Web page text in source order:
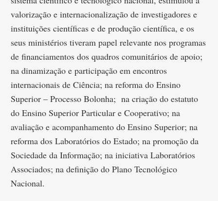
valorização e internacionalização de investigadores e
instituições científicas e de produção científica, e os
seus ministérios tiveram papel relevante nos programas
de financiamentos dos quadros comunitários de apoio;
na dinamização e participação em encontros
internacionais de Ciência; na reforma do Ensino
Superior – Processo Bolonha; na criação do estatuto
do Ensino Superior Particular e Cooperativo; na
avaliação e acompanhamento do Ensino Superior; na
reforma dos Laboratórios do Estado; na promoção da
Sociedade da Informação; na iniciativa Laboratórios
Associados; na definição do Plano Tecnológico
Nacional.